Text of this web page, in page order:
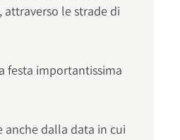
attraverso le strade di
festa importantissima
anche dalla data in cui